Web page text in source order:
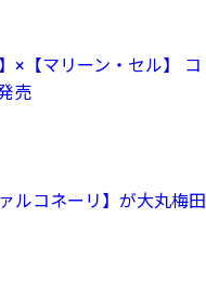
×【マリーン・セル】 コ
売
ルコネーリ】が大丸梅田